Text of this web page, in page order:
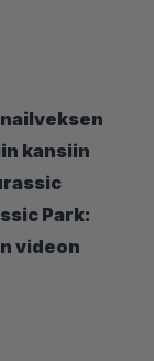
kansiin
Park:
videon